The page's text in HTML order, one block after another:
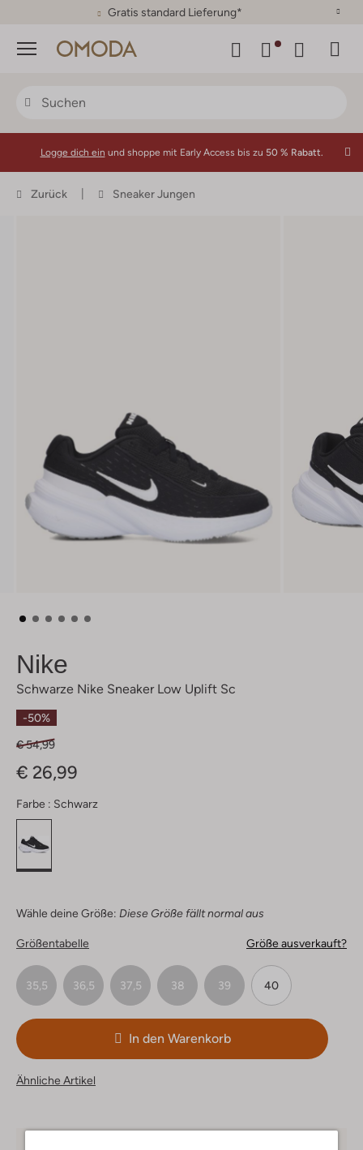
30 Tage Rückgaberecht
Menü
Logge dich ein und shoppe mit Early Access bis zu 50 % Rabatt.
Zurück Sneaker Jungen
Nike
Schwarze Nike Sneaker Low Uplift Sc
-50%
€ 54,99
€ 26,99
Farbe : Schwarz
Wähle deine Größe: Diese Größe fällt normal aus
Größentabelle Größe ausverkauft?
35,5 36,5 37,5 38 39 40
In den Warenkorb
Ähnliche Artikel